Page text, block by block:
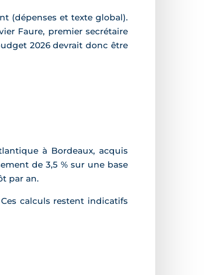
(dépenses et texte global).
Faure, premier secrétaire
2026 devrait donc être
à Bordeaux, acquis
de 3,5 % sur une base
par an.
calculs restent indicatifs